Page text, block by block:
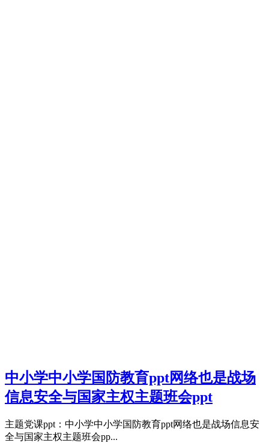
中小学中小学国防教育ppt网络也是战场
信息安全与国家主权主题班会ppt
主题党课ppt：中小学中小学国防教育ppt网络也是战场信息安
全与国家主权主题班会pp...